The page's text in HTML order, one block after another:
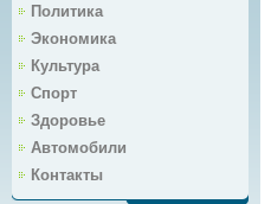
Политика
Экономика
Культура
Спорт
Здоровье
Автомобили
Контакты